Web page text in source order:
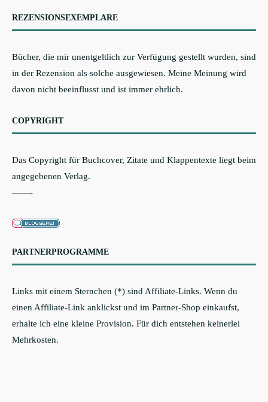
REZENSIONSEXEMPLARE
Bücher, die mir unentgeltlich zur Verfügung gestellt wurden, sind
in der Rezension als solche ausgewiesen. Meine Meinung wird
davon nicht beeinflusst und ist immer ehrlich.
COPYRIGHT
Das Copyright für Buchcover, Zitate und Klappentexte liegt beim
angegebenen Verlag.
——-
PARTNERPROGRAMME
Links mit einem Sternchen (*) sind Affiliate-Links. Wenn du
einen Affiliate-Link anklickst und im Partner-Shop einkaufst,
erhalte ich eine kleine Provision. Für dich entstehen keinerlei
Mehrkosten.